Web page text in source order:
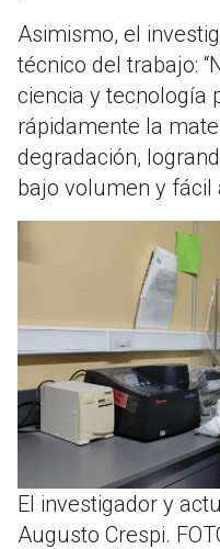
Asimismo, el
técnico del trabajo:
ciencia y tecnología
rápidamente la
degradación,
bajo volumen y fácil
El investigador y
Augusto Crespi.